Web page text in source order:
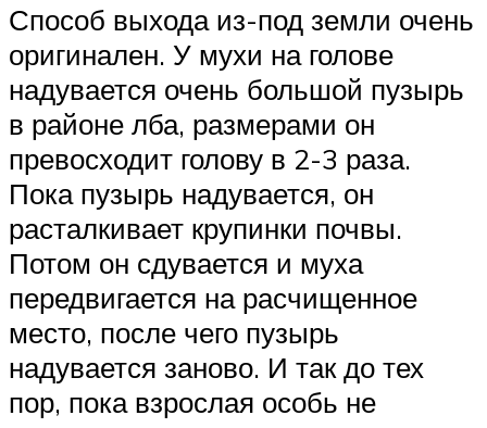
Способ выхода из-под земли очень
оригинален. У мухи на голове
надувается очень большой пузырь
в районе лба, размерами он
превосходит голову в 2-3 раза.
Пока пузырь надувается, он
расталкивает крупинки почвы.
Потом он сдувается и муха
передвигается на расчищенное
место, после чего пузырь
надувается заново. И так до тех
пор, пока взрослая особь не